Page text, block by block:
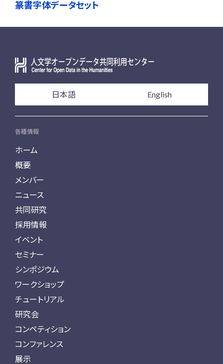
篆書字体データセット
日本語 English
各種情報
ホーム
概要
メンバー
ニュース
共同研究
採用情報
イベント
セミナー
シンポジウム
ワークショップ
チュートリアル
研究会
コンペティション
コンファレンス
展示